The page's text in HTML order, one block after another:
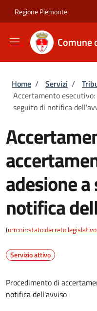
Regione Piemonte
Comune
Briciole di
Home / Servizi /
Accertamento
seguito di notifica
adesione
notifica
(
Servizio attivo
Procedimento di
notifica dell'avviso